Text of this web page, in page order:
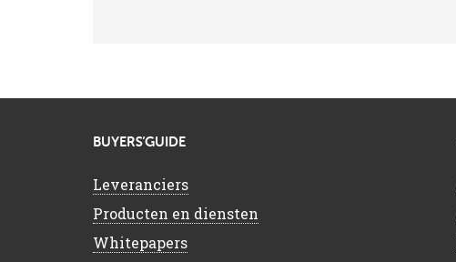
BUYERS’GUIDE
Leveranciers
Producten en diensten
Whitepapers